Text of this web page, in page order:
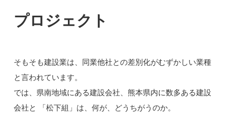
プロジェクト
そもそも建設業は、同業他社との差別化がむずかしい業種
と言われています。
では、県南地域にある建設会社、熊本県内に数多ある建設
会社と 「松下組」は、何が、どうちがうのか。